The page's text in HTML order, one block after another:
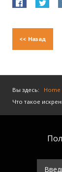
<< Назад
Вы здесь: Home
Что такое